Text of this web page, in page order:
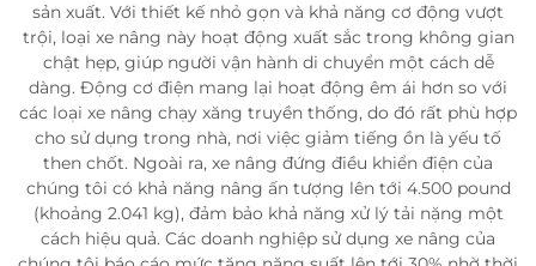
sản xuất. Với thiết kế nhỏ gọn và khả năng cơ động vượt
trội, loại xe nâng này hoạt động xuất sắc trong không gian
chật hẹp, giúp người vận hành di chuyển một cách dễ
dàng. Động cơ điện mang lại hoạt động êm ái hơn so với
các loại xe nâng chạy xăng truyền thống, do đó rất phù hợp
cho sử dụng trong nhà, nơi việc giảm tiếng ồn là yếu tố
then chốt. Ngoài ra, xe nâng đứng điều khiển điện của
chúng tôi có khả năng nâng ấn tượng lên tới 4.500 pound
(khoảng 2.041 kg), đảm bảo khả năng xử lý tải nặng một
cách hiệu quả. Các doanh nghiệp sử dụng xe nâng của